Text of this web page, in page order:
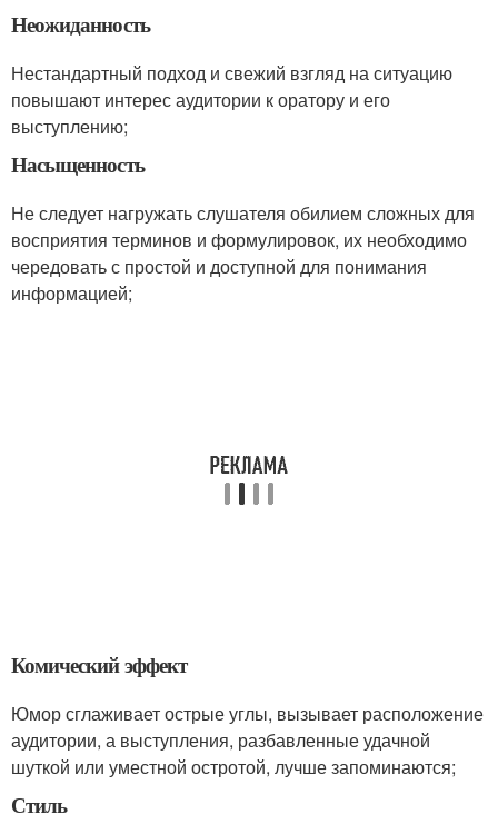
Неожиданность
Нестандартный подход и свежий взгляд на ситуацию
повышают интерес аудитории к оратору и его
выступлению;
Насыщенность
Не следует нагружать слушателя обилием сложных для
восприятия терминов и формулировок, их необходимо
чередовать с простой и доступной для понимания
информацией;
Комический эффект
Юмор сглаживает острые углы, вызывает расположение
аудитории, а выступления, разбавленные удачной
шуткой или уместной остротой, лучше запоминаются;
Стиль